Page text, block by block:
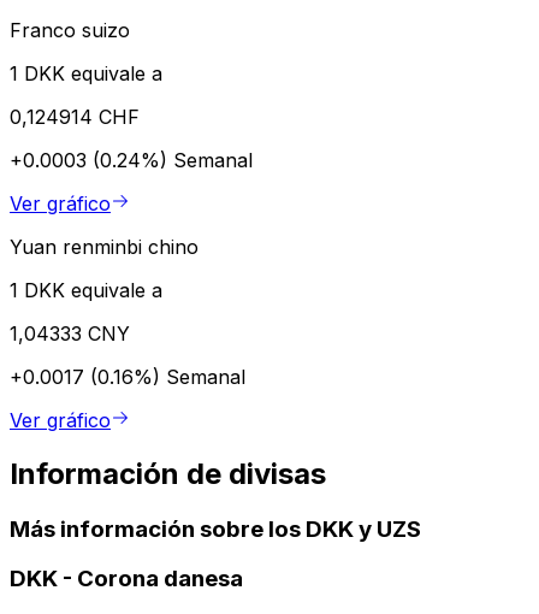
Franco suizo
1 DKK equivale a
0,124914 CHF
+0.0003 (0.24%) Semanal
Ver gráfico
Yuan renminbi chino
1 DKK equivale a
1,04333 CNY
+0.0017 (0.16%) Semanal
Ver gráfico
Información de divisas
Más información sobre los DKK y UZS
DKK - Corona danesa